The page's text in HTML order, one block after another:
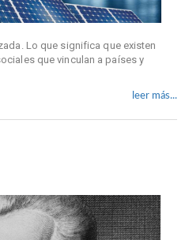
Lo que significa que existen
que vinculan a países y
leer más...